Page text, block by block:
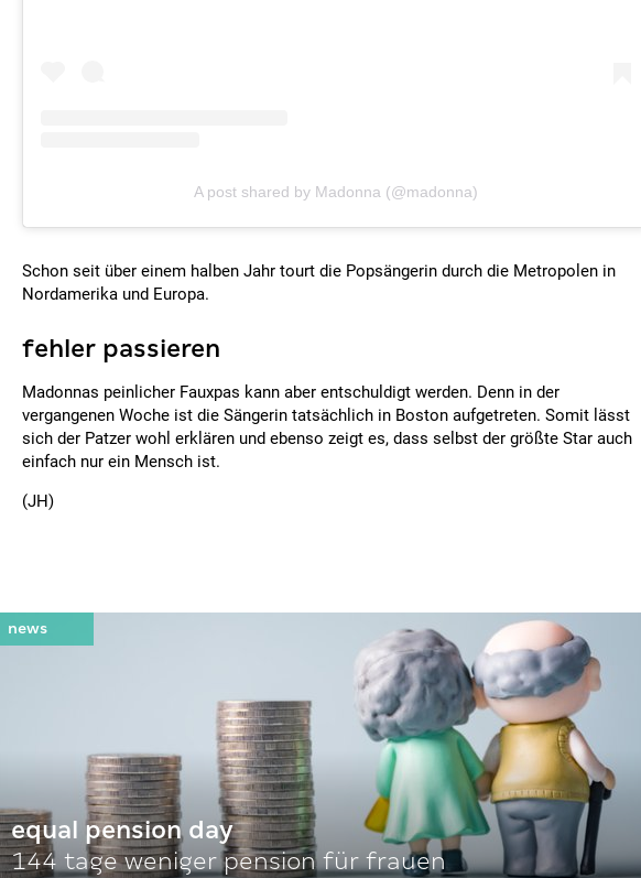
A post shared by Madonna (@madonna)
Schon seit über einem halben Jahr tourt die Popsängerin durch die Metropolen in
Nordamerika und Europa.
fehler passieren
Madonnas peinlicher Fauxpas kann aber entschuldigt werden. Denn in der
vergangenen Woche ist die Sängerin tatsächlich in Boston aufgetreten. Somit lässt
sich der Patzer wohl erklären und ebenso zeigt es, dass selbst der größte Star auch
einfach nur ein Mensch ist.
(JH)
equal pension day
144 tage weniger pension für frauen